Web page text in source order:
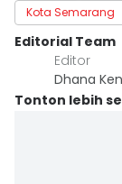
Kota Semarang
Editorial Team
Editor
Dhana
Tonton lebih